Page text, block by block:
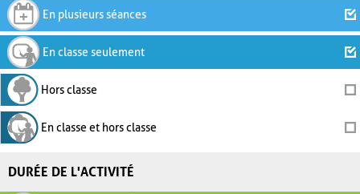
En plusieurs séances
En classe seulement
Hors classe
En classe et hors classe
DURÉE DE L'ACTIVITÉ